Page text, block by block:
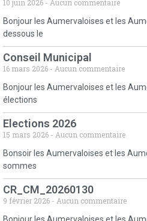
10 juin 2026
Aucun commentaire
Bonjour les Aumervaloises et les
dessous le
Conseil Municipal
16 mars 2026
Aucun commentaire
Bonjour les Aumervaloises et les
élections
Elections 2026
15 mars 2026
Aucun commentaire
Bonsoir les Aumervaloises et les
sommes
CR_CM_20260130
9 février 2026
Aucun commentaire
Bonjour les Aumervaloises et les